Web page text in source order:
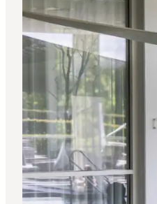
Oplevelser
Det sker
Planlæg dit besøg
Inspiration